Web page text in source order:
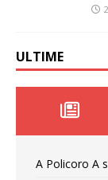
ULTIME
A Policoro A